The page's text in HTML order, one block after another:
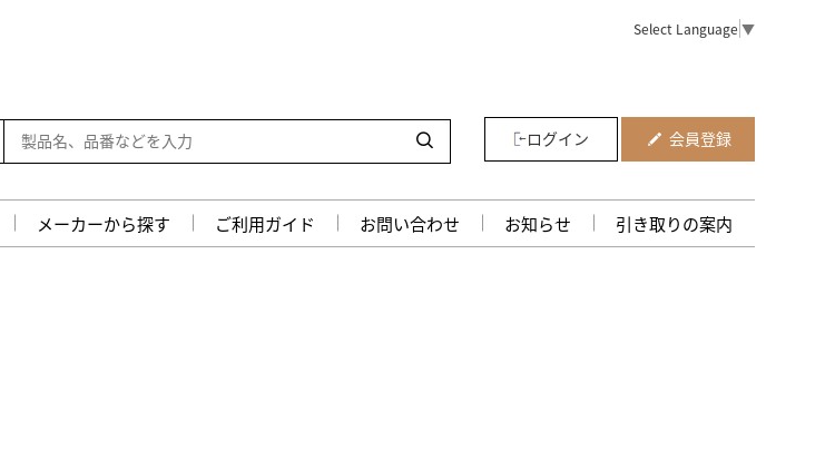
説
ど解説
Select Language ▼
ログイン 会員登録
メーカーから探す ご利用ガイド お問い合わせ お知らせ 引き取りの案内